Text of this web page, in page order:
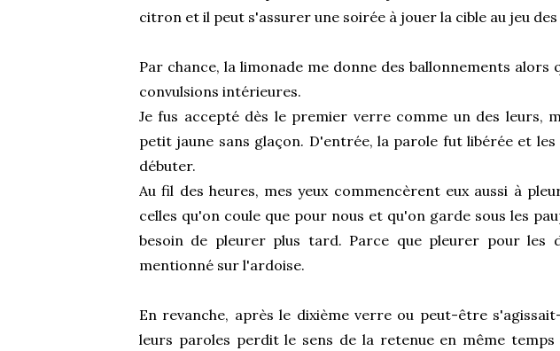
citron et il peut s'assurer une soirée à jouer la cible au jeu
Par chance, la limonade me donne des ballonnements alors
convulsions intérieures.
Je fus accepté dès le premier verre comme un des leurs,
petit jaune sans glaçon. D'entrée, la parole fut libérée et les
débuter.
Au fil des heures, mes yeux commencèrent eux aussi à
celles qu'on coule que pour nous et qu'on garde sous les
besoin de pleurer plus tard. Parce que pleurer pour les
mentionné sur l'ardoise.
En revanche, après le dixième verre ou peut-être
leurs paroles perdit le sens de la retenue en même